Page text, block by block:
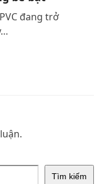
đang trở
Tìm kiếm